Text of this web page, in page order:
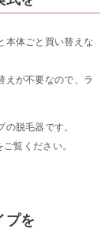
本体ごと買い替えな
えが不要なので、ラ
脱毛器です。
ご覧ください。
プを